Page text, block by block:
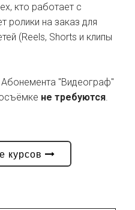
кто работает с
ролики на заказ для
(Reels, Shorts и клипы
"Видеограф"
не требуются
курсов